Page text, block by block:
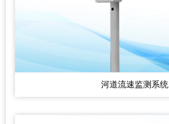
河道流速监测系统